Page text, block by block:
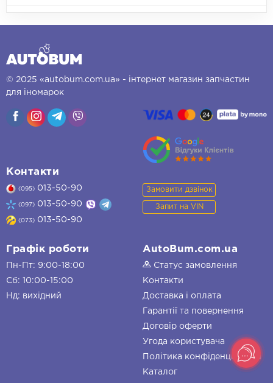
© 2025 «autobum.com.ua» - інтернет магазин запчастин
для іномарок
Контакти
(095) 013-50-90
(097) 013-50-90
(073) 013-50-90
Замовити дзвінок
Запит на VIN
Графік роботи
Пн-Пт: 9:00-18:00
Сб: 10:00-15:00
Нд: вихідний
AutoBum.com.ua
Статус замовлення
Контакти
Доставка і оплата
Гарантії та повернення
Договір оферти
Угода користувача
Політика конфіденційності
Каталог